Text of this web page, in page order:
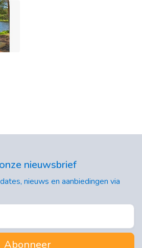
nieuwsbrief
nieuws en aanbiedingen via
Abonneer